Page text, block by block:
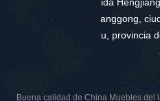
ida
anggong,
u, provincia
Buena calidad de China Muebles